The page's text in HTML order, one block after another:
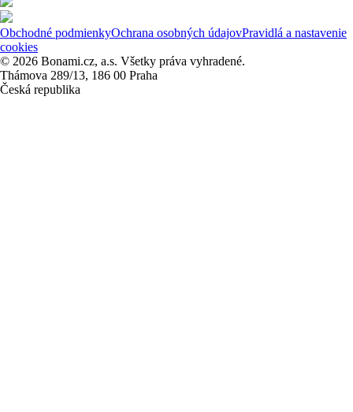
Obchodné podmienkyOchrana osobných údajovPravidlá a nastavenie
cookies
© 2026 Bonami.cz, a.s. Všetky práva vyhradené.
Thámova 289/13, 186 00 Praha
Česká republika